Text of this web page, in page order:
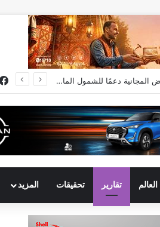
العالم تقارير تحقيقات المزيد